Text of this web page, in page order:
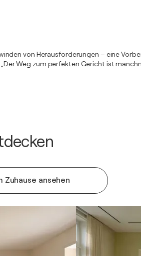
Zuhause ansehen
von Herausforderungen – eine
Weg zum perfekten Gericht ist